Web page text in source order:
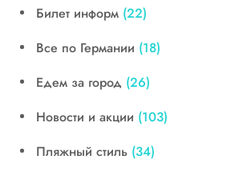
Билет информ (22)
Все по Германии (18)
Едем за город (26)
Новости и акции (103)
Пляжный стиль (34)